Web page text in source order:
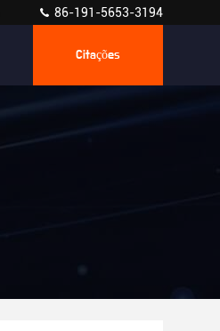
86-191-5653-3194
Citações